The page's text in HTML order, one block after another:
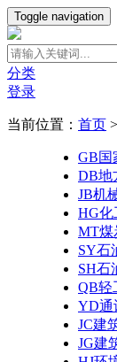
Toggle navigation
分类
登录
当前位置： 首页 >
GB国
DB地
JB机
HG化
MT煤
SY石
SH石
QB轻
YD通
JC建
JG建